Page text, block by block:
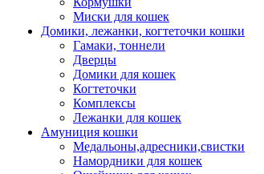
Миски для кошек
Домики, лежанки, когтеточки кошки
Гамаки, тоннели
Дверцы
Домики для кошек
Когтеточки
Комплексы
Лежанки для кошек
Амуниция кошки
Медальоны,адресники,свистки
Намордники для кошек